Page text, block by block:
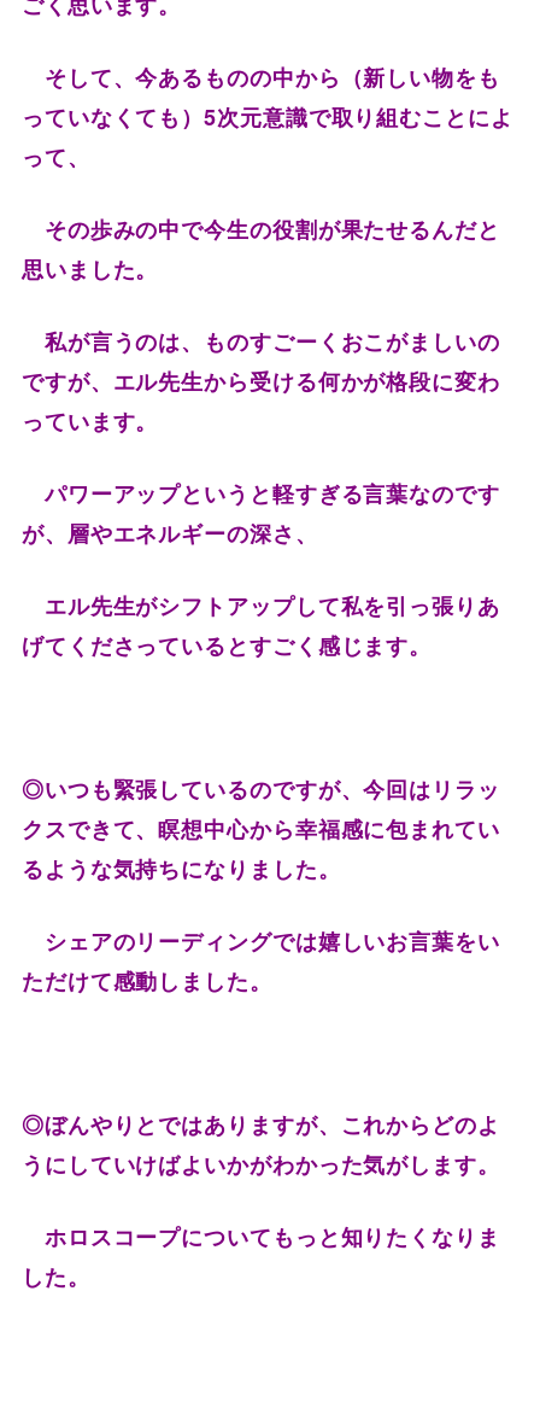
そして、今あるものの中から（新しい物をも
っていなくても）5次元意識で取り組むことによ
って、
その歩みの中で今生の役割が果たせるんだと
思いました。
私が言うのは、ものすごーくおこがましいの
ですが、エル先生から受ける何かが格段に変わ
っています。
パワーアップというと軽すぎる言葉なのです
が、層やエネルギーの深さ、
エル先生がシフトアップして私を引っ張りあ
げてくださっているとすごく感じます。
◎いつも緊張しているのですが、今回はリラッ
クスできて、瞑想中心から幸福感に包まれてい
るような気持ちになりました。
シェアのリーディングでは嬉しいお言葉をい
ただけて感動しました。
◎ぼんやりとではありますが、これからどのよ
うにしていけばよいかがわかった気がします。
ホロスコープについてもっと知りたくなりま
した。